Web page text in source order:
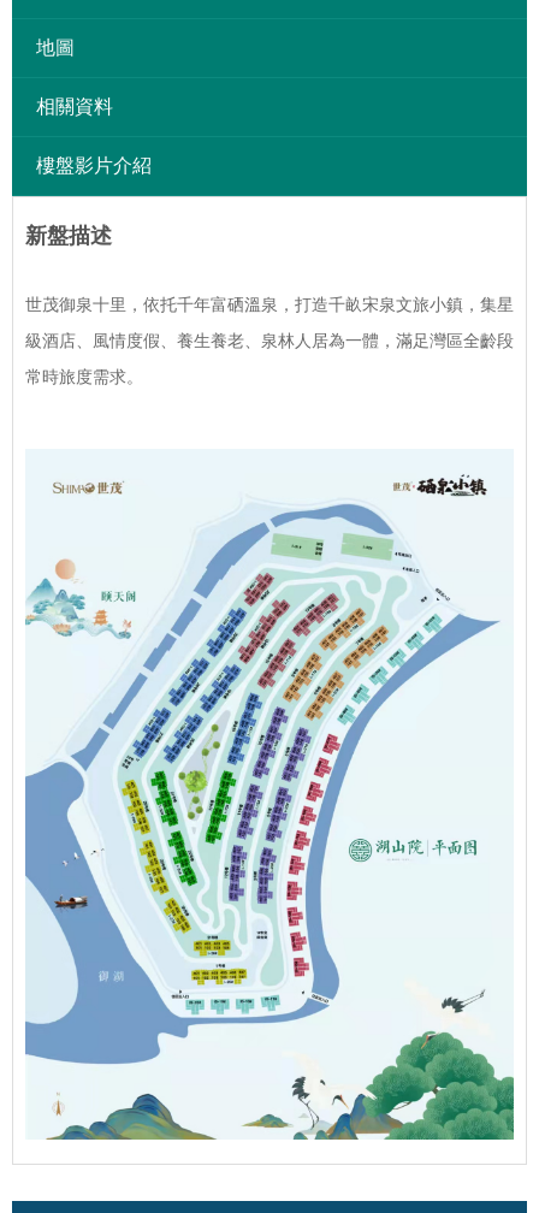
地圖
相關資料
樓盤影片介紹
新盤描述
世茂御泉十里，依托千年富硒溫泉，打造千畝宋泉文旅小鎮，集星
級酒店、風情度假、養生養老、泉林人居為一體，滿足灣區全齡段
常時旅度需求。